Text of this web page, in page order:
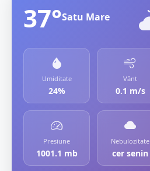
37°Satu Mare
Umiditate
24%
Vânt
0.1 m/s
Presiune
1001.1 mb
Nebulozitate
cer senin